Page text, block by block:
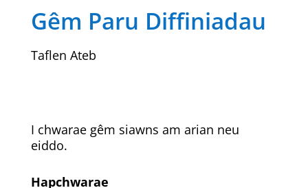
Gêm Paru Diffiniadau
Taflen Ateb
I chwarae gêm siawns am arian neu
eiddo.
Hapchwarae